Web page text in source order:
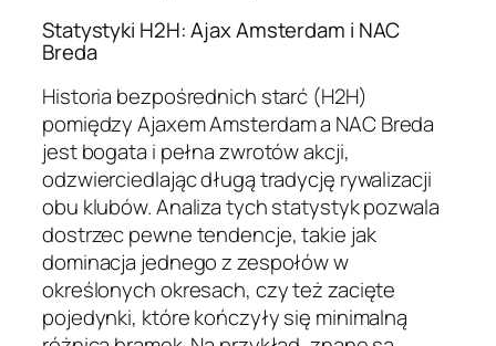
Statystyki H2H: Ajax Amsterdam i NAC
Breda
Historia bezpośrednich starć (H2H)
pomiędzy Ajaxem Amsterdam a NAC Breda
jest bogata i pełna zwrotów akcji,
odzwierciedlając długą tradycję rywalizacji
obu klubów. Analiza tych statystyk pozwala
dostrzec pewne tendencje, takie jak
dominacja jednego z zespołów w
określonych okresach, czy też zacięte
pojedynki, które kończyły się minimalną